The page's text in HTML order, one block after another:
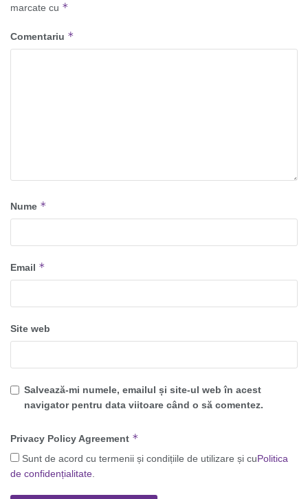
marcate cu *
Comentariu *
Nume *
Email *
Site web
Salvează-mi numele, emailul și site-ul web în acest
navigator pentru data viitoare când o să comentez.
Privacy Policy Agreement *
Sunt de acord cu termenii și condițiile de utilizare și cuPolitica
de confidențialitate.